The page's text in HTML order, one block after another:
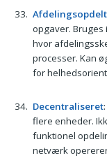
Afdelingsopdelt
opgaver. Bruges
hvor
processer. Kan
for
Decentraliseret
flere enheder.
funktionel
netværk